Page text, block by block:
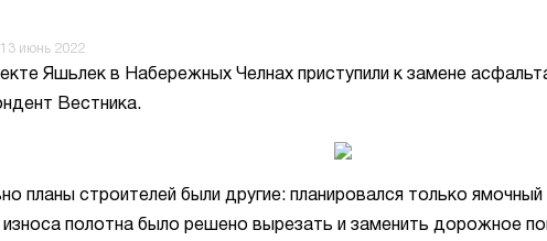
июнь 2022
Яшьлек в Набережных Челнах приступили к замене
Вестника.
планы строителей были другие: планировался только
износа полотна было решено вырезать и заменить дорожное